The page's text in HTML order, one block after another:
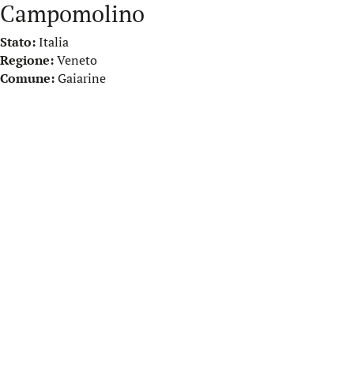
Campomolino
Stato:Italia
Regione:Veneto
Comune:Gaiarine